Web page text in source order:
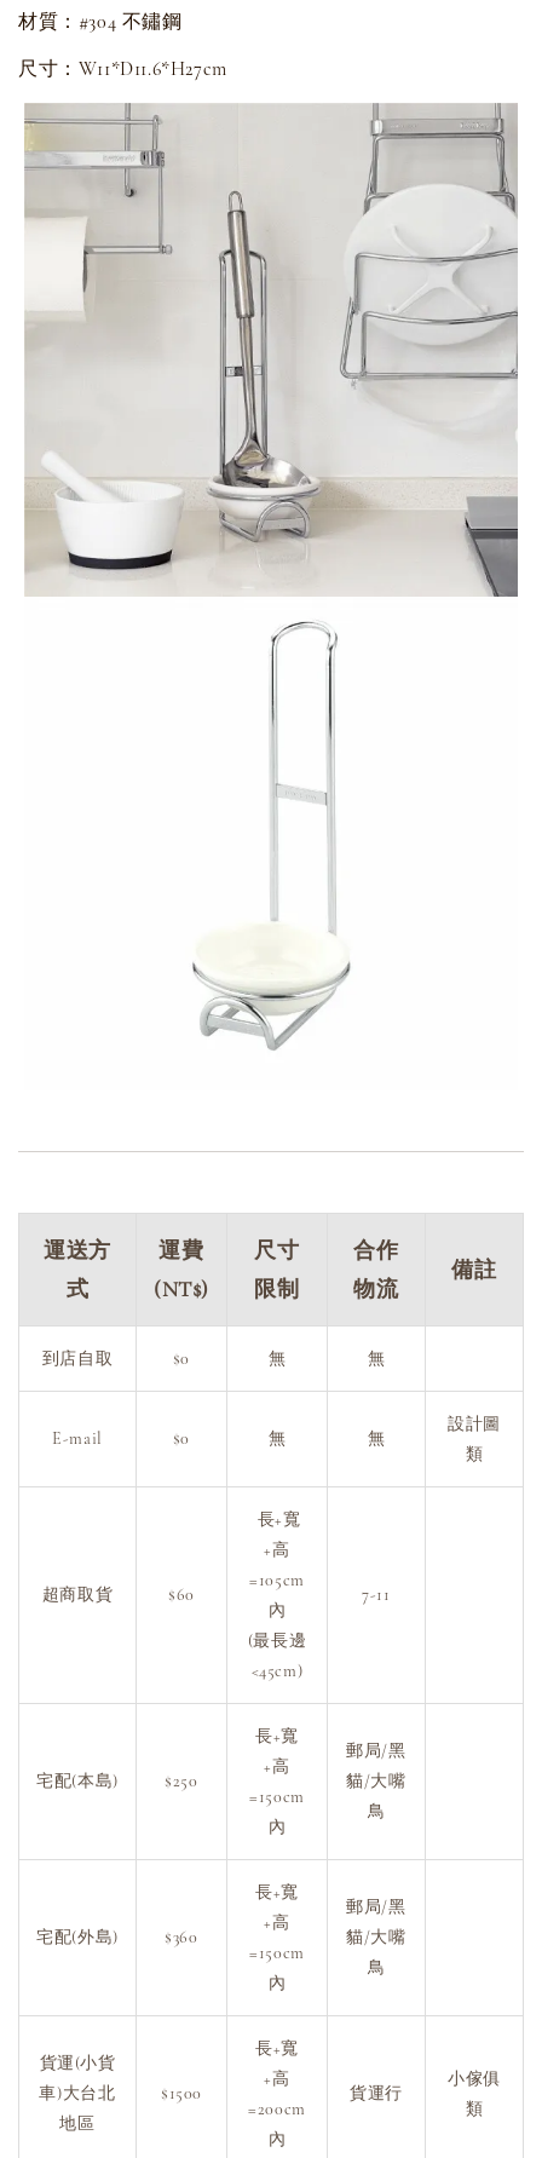
材質：#304 不鏽鋼
尺寸：W11*D11.6*H27cm
運送方
式
運費
(NT$)
尺寸
限制
合作
物流
備註
到店自取 $0 無 無
E-mail $0 無 無
設計圖
類
超商取貨 $60
長+寬
+高
=105cm
內
(最長邊
<45cm)
7-11
宅配(本島) $250
長+寬
+高
=150cm
內
郵局/黑
貓/大嘴
鳥
宅配(外島) $360
長+寬
+高
=150cm
內
郵局/黑
貓/大嘴
鳥
貨運(小貨
車)大台北
地區
$1500
長+寬
+高
=200cm
內
貨運行
小傢俱
類